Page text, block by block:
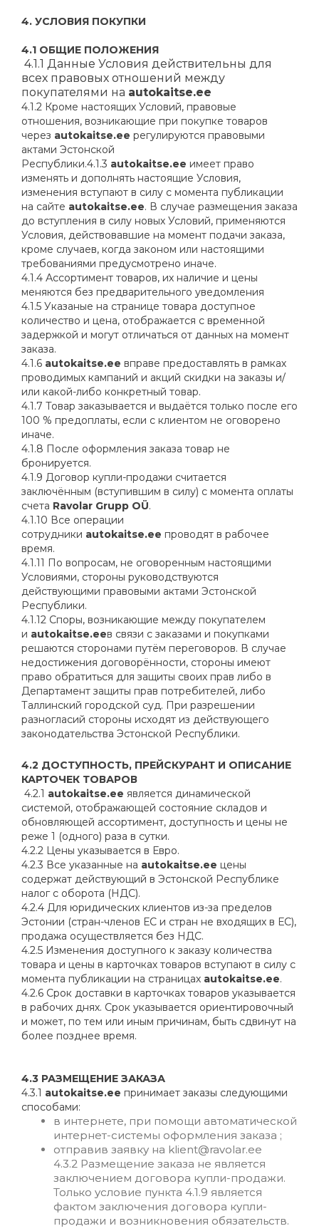
4. УСЛОВИЯ ПОКУПКИ
4.1 ОБЩИЕ ПОЛОЖЕНИЯ
4.1.1 Данные Условия действительны для
всех правовых отношений между
покупателями на autokaitse.ee
4.1.2 Кроме настоящих Условий, правовые
отношения, возникающие при покупке товаров
через autokaitse.ee регулируются правовыми
актами Эстонской
Республики.4.1.3 autokaitse.ee имеет право
изменять и дополнять настоящие Условия,
изменения вступают в силу с момента публикации
на сайте autokaitse.ee. В случае размещения заказа
до вступления в силу новых Условий, применяются
Условия, действовавшие на момент подачи заказа,
кроме случаев, когда законом или настоящими
требованиями предусмотрено иначе.
4.1.4 Ассортимент товаров, их наличие и цены
меняются без предварительного уведомления
4.1.5 Указаные на странице товара доступное
количество и цена, отображается с временной
задержкой и могут отличаться от данных на момент
заказа.
4.1.6 autokaitse.ee вправе предоставлять в рамках
проводимых кампаний и акций скидки на заказы и/
или какой-либо конкретный товар.
4.1.7 Товар заказывается и выдаётся только после его
100 % предоплаты, если с клиентом не оговорено
иначе.
4.1.8 После оформления заказа товар не
бронируется.
4.1.9 Договор купли-продажи считается
заключённым (вступившим в силу) с момента оплаты
счета Ravolar Grupp OÜ.
4.1.10 Все операции
сотрудники autokaitse.ee проводят в рабочее
время.
4.1.11 По вопросам, не оговоренным настоящими
Условиями, стороны руководствуются
действующими правовыми актами Эстонской
Республики.
4.1.12 Споры, возникающие между покупателем
и autokaitse.eeв связи с заказами и покупками
решаются сторонами путём переговоров. В случае
недостижения договорённости, стороны имеют
право обратиться для защиты своих прав либо в
Департамент защиты прав потребителей, либо
Таллинский городской суд. При разрешении
разногласий стороны исходят из действующего
законодательства Эстонской Республики.
4.2 ДОСТУПНОСТЬ, ПРЕЙСКУРАНТ И ОПИСАНИЕ
КАРТОЧЕК ТОВАРОВ
4.2.1 autokaitse.ee является динамической
системой, отображающей состояние складов и
обновляющей ассортимент, доступность и цены не
реже 1 (одного) раза в сутки.
4.2.2 Цены указывается в Евро.
4.2.3 Все указанные на autokaitse.ee цены
содержат действующий в Эстонской Республике
налог с оборота (НДС).
4.2.4 Для юридических клиентов из-за пределов
Эстонии (стран-членов ЕС и стран не входящих в ЕС),
продажа осуществляется без НДС.
4.2.5 Изменения доступного к заказу количества
товара и цены в карточках товаров вступают в силу с
момента публикации на страницах autokaitse.ee.
4.2.6 Срок доставки в карточках товаров указывается
в рабочих днях. Срок указывается ориентировочный
и может, по тем или иным причинам, быть сдвинут на
более позднее время.
4.3 РАЗМЕЩЕНИЕ ЗАКАЗА
4.3.1 autokaitse.ee принимает заказы следующими
способами:
в интернете, при помощи автоматической
интернет-системы оформления заказа ;
отправив заявку на klient@ravolar.ee
4.3.2 Размещение заказа не является
заключением договора купли-продажи.
Только условие пункта 4.1.9 является
фактом заключения договора купли-
продажи и возникновения обязательств.